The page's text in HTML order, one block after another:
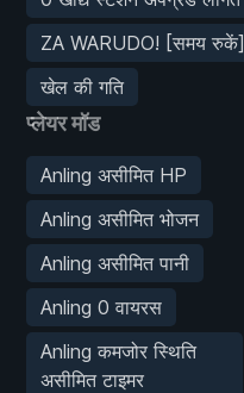
ZA WARUDO! [समय रुकें]
खेल की गति
प्लेयर मॉड
Anling असीमित HP
Anling असीमित भोजन
Anling असीमित पानी
Anling 0 वायरस
Anling कमजोर स्थिति
असीमित टाइमर